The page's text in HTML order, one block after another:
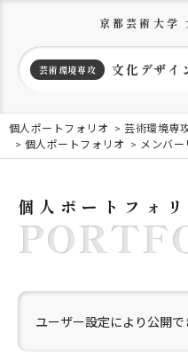
京都芸術大学
芸術環境専攻 文化デザイ
個人ポートフォリオ
芸術環境専
個人ポートフォリオ
メンバー
個人ポートフォリ
ユーザー設定により公開で